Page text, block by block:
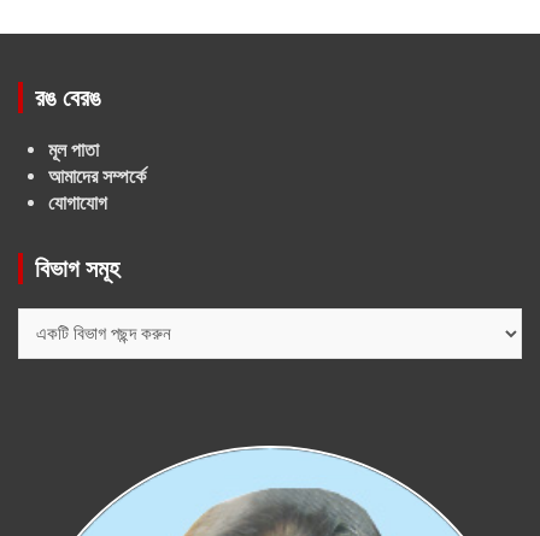
রঙ বেরঙ
মূল পাতা
আমাদের সম্পর্কে
যোগাযোগ
বিভাগ সমূহ